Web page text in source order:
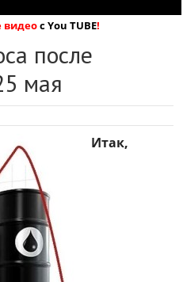
видеос You TUBE!
после
мая
Итак,